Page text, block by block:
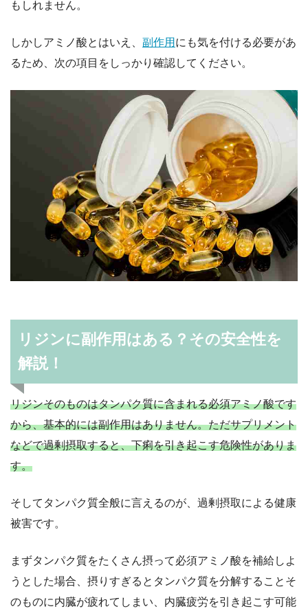
もしれません。
しかしアミノ酸とはいえ、 副作用 にも気を付ける必要があ
るため、次の項目をしっかり確認してください。
リジンに副作用はある？その安全性を
解説！
リジンそのものはタンパク質に含まれる必須アミノ酸です
から、基本的には副作用はありません。ただサプリメント
などで過剰摂取すると、下痢を引き起こす危険性がありま
す。
そしてタンパク質全般に言えるのが、過剰摂取による健康
被害です。
まずタンパク質をたくさん摂って必須アミノ酸を補給しよ
うとした場合、摂りすぎるとタンパク質を分解することそ
のものに内臓が疲れてしまい、内臓疲労を引き起こす可能